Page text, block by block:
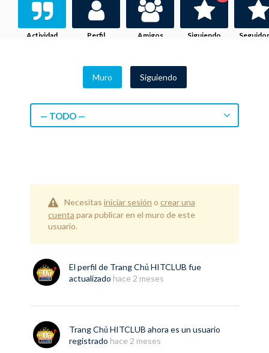
Actividad Perfil Amigos Siguiendo
Muro Siguiendo
— TODO —
Necesitas iniciar sesión o crear una
cuenta para publicar en el muro de este
usuario.
El perfil de Trang Chủ HITCLUB fue
actualizado hace 2 meses
Trang Chủ HITCLUB ahora es un usuario
registrado hace 2 meses